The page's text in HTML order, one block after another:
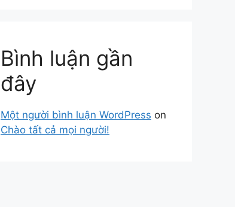
Bình luận gần
đây
Một người bình luận WordPress on
Chào tất cả mọi người!